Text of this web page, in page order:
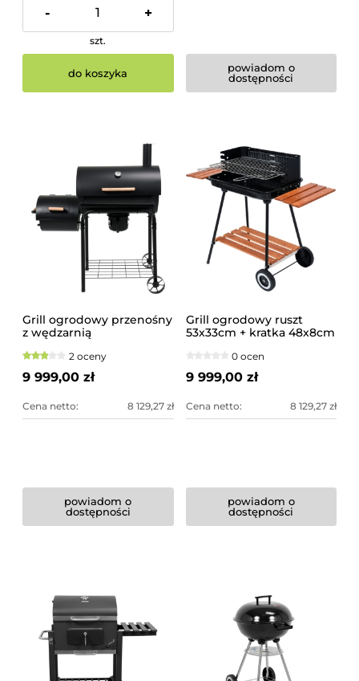
- +
szt.
do koszyka
powiadom o
dostępności
Grill ogrodowy przenośny
z wędzarnią
2 oceny
9 999,00 zł
Cena netto: 8 129,27 zł
powiadom o
dostępności
Grill ogrodowy ruszt
53x33cm + kratka 48x8cm
0 ocen
9 999,00 zł
Cena netto: 8 129,27 zł
powiadom o
dostępności